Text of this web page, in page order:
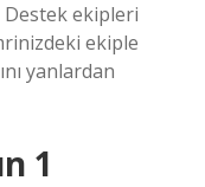
Destek ekipleri
ekiple
yanlardan
1